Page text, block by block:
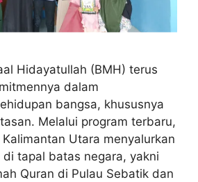
Hidayatullah (BMH) terus
dalam
bangsa, khususnya
Melalui program terbaru,
Utara menyalurkan
tapal batas negara, yakni
Quran di Pulau Sebatik dan